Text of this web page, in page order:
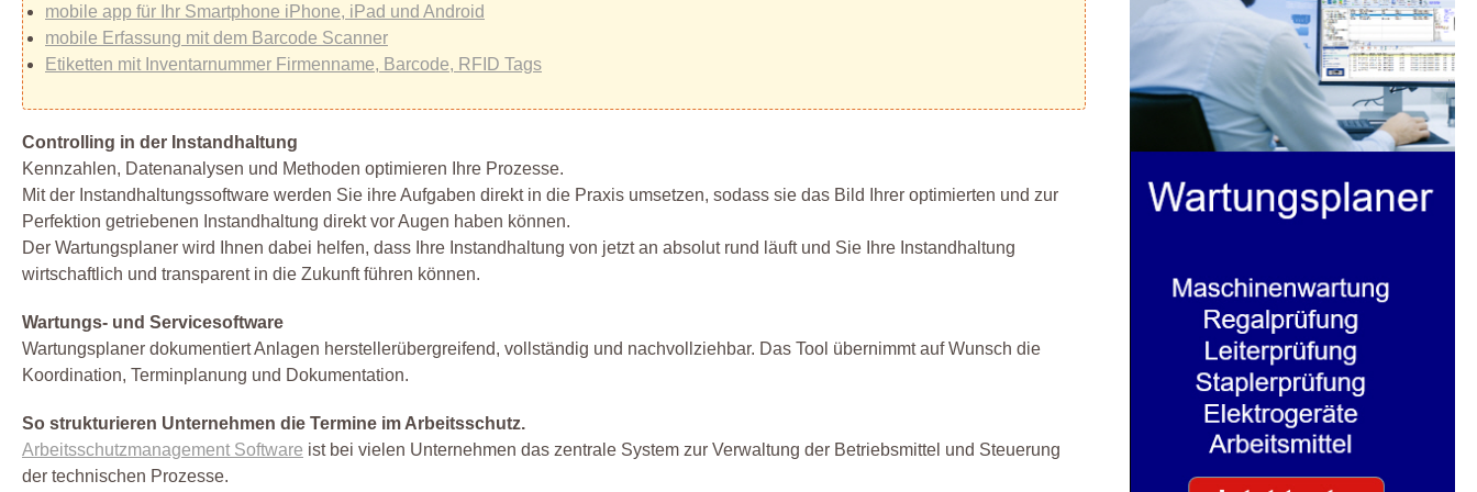
mobile app für Ihr Smartphone iPhone, iPad und Android
mobile Erfassung mit dem Barcode Scanner
Etiketten mit Inventarnummer Firmenname, Barcode, RFID Tags
Controlling in der Instandhaltung
Kennzahlen, Datenanalysen und Methoden optimieren Ihre Prozesse.
Mit der Instandhaltungssoftware werden Sie ihre Aufgaben direkt in die Praxis umsetzen, sodass sie das Bild Ihrer optimierten und zur
Perfektion getriebenen Instandhaltung direkt vor Augen haben können.
Der Wartungsplaner wird Ihnen dabei helfen, dass Ihre Instandhaltung von jetzt an absolut rund läuft und Sie Ihre Instandhaltung
wirtschaftlich und transparent in die Zukunft führen können.
Wartungs- und Servicesoftware
Wartungsplaner dokumentiert Anlagen herstellerübergreifend, vollständig und nachvollziehbar. Das Tool übernimmt auf Wunsch die
Koordination, Terminplanung und Dokumentation.
So strukturieren Unternehmen die Termine im Arbeitsschutz.
Arbeitsschutzmanagement Software ist bei vielen Unternehmen das zentrale System zur Verwaltung der Betriebsmittel und Steuerung
der technischen Prozesse.